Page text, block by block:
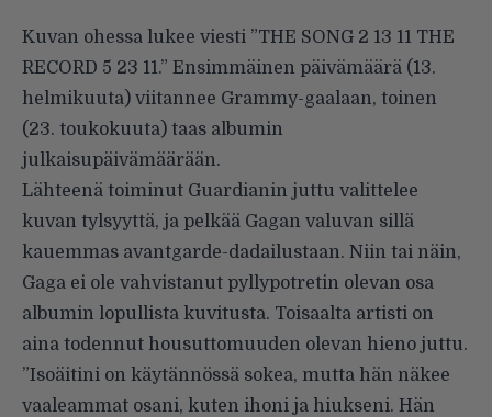
Kuvan ohessa lukee viesti ”THE SONG 2 13 11 THE
RECORD 5 23 11.” Ensimmäinen päivämäärä (13.
helmikuuta) viitannee Grammy-gaalaan, toinen
(23. toukokuuta) taas albumin
julkaisupäivämäärään.
Lähteenä toiminut Guardianin juttu valittelee
kuvan tylsyyttä, ja pelkää Gagan valuvan sillä
kauemmas avantgarde-dadailustaan. Niin tai näin,
Gaga ei ole vahvistanut pyllypotretin olevan osa
albumin lopullista kuvitusta. Toisaalta artisti on
aina todennut housuttomuuden olevan hieno juttu.
”Isoäitini on käytännössä sokea, mutta hän näkee
vaaleammat osani, kuten ihoni ja hiukseni. Hän